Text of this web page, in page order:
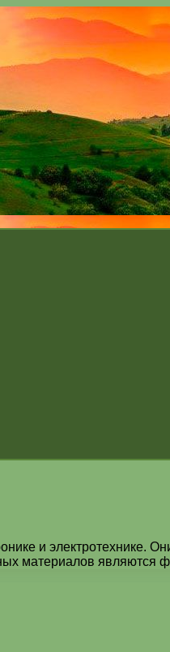
и электротехнике.
материалов